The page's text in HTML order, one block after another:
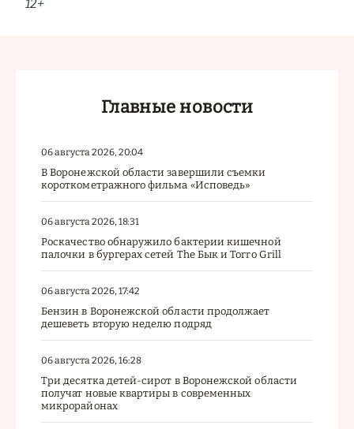
12+
Главные новости
06 августа 2026, 20:04
В Воронежской области завершили съемки
короткометражного фильма «Исповедь»
06 августа 2026, 18:31
Роскачество обнаружило бактерии кишечной
палочки в бургерах сетей The Бык и Torro Grill
06 августа 2026, 17:42
Бензин в Воронежской области продолжает
дешеветь вторую неделю подряд
06 августа 2026, 16:28
Три десятка детей-сирот в Воронежской области
получат новые квартиры в современных
микрорайонах